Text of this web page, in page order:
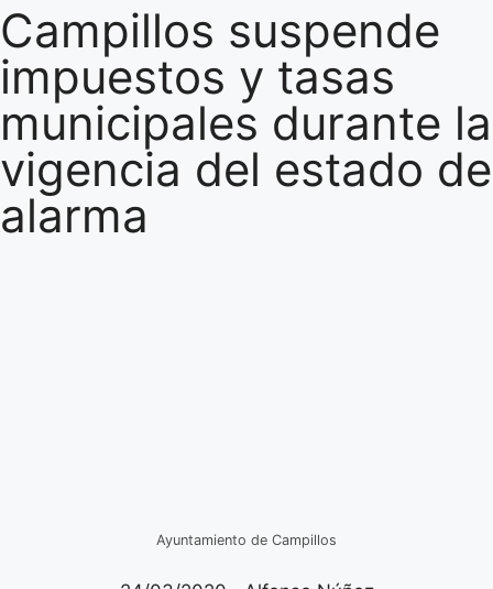
Campillos suspende
impuestos y tasas
municipales durante la
vigencia del estado de
alarma
Ayuntamiento de Campillos